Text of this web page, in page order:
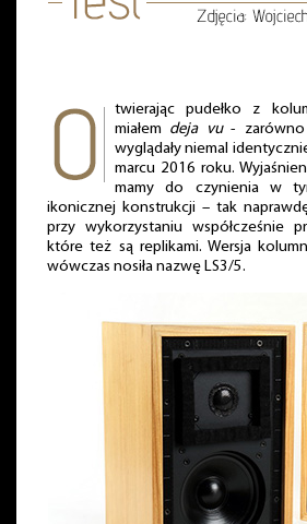
twierając pudełko z
miałem deja vu- zarówno
wyglądały niemal
marcu 2016 roku.
mamy do czynienia w
ikonicznej konstrukcji – tak
przy wykorzystaniu współcześnie
które też są replikami. Wersja
wówczas nosiła nazwę LS3/5.